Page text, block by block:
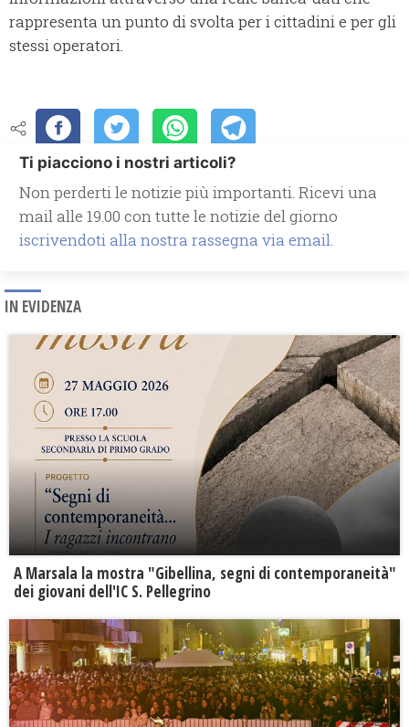
rappresenta un punto di svolta per i cittadini e per gli
stessi operatori.
Ti piacciono i nostri articoli?
Non perderti le notizie più importanti. Ricevi una
mail alle 19.00 con tutte le notizie del giorno
iscrivendoti alla nostra rassegna via email.
IN EVIDENZA
A Marsala la mostra "Gibellina, segni di contemporaneità"
dei giovani dell'IC S. Pellegrino